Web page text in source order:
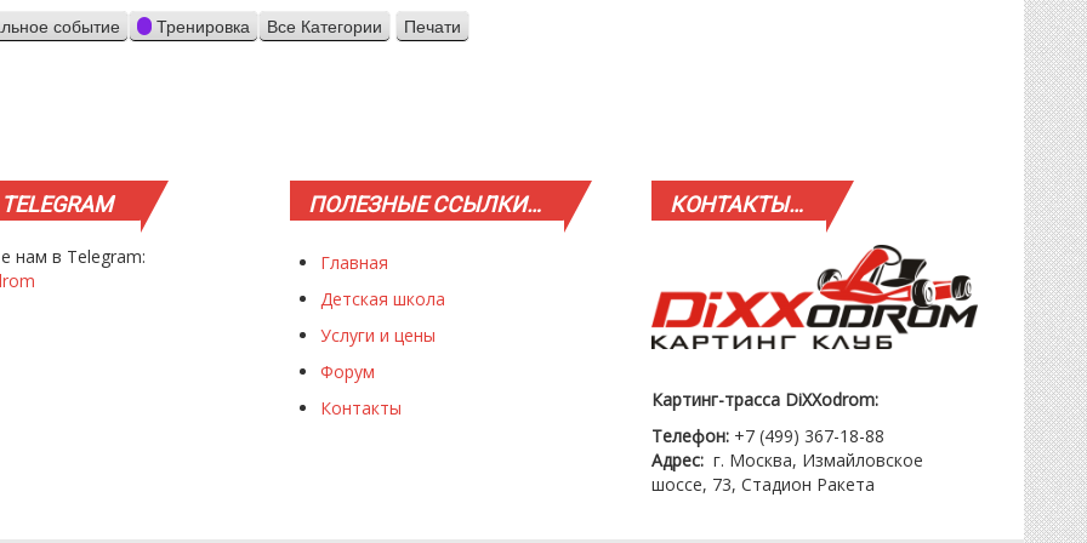
событие Тренировка Все Категории Просмотр
Печати
нам в Telegram:
ПОЛЕЗНЫЕССЫЛКИ…
Главная
Детская школа
Услуги и цены
Форум
Контакты
КОНТАКТЫ…
Картинг-трасса DiXXodrom:
Телефон: +7 (499) 367-18-88
Адрес: г. Москва, Измайловское
шоссе, 73, Стадион Ракета